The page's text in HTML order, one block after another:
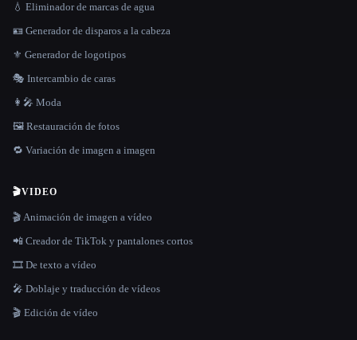
💧 Eliminador de marcas de agua
🪪 Generador de disparos a la cabeza
⚜️ Generador de logotipos
🎭 Intercambio de caras
👩‍🎤 Moda
🖼️ Restauración de fotos
🔁 Variación de imagen a imagen
🎬VIDEO
🎬 Animación de imagen a vídeo
📲 Creador de TikTok y pantalones cortos
🎞️ De texto a vídeo
🎤 Doblaje y traducción de vídeos
🎬 Edición de vídeo